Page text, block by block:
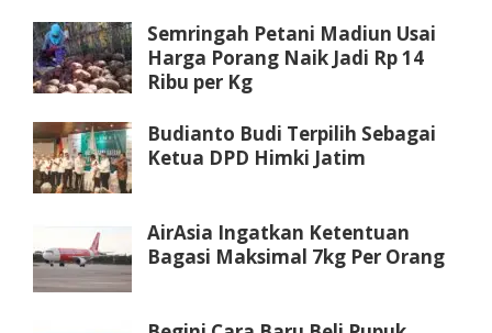
Semringah Petani Madiun Usai
Harga Porang Naik Jadi Rp 14
Ribu per Kg
Budianto Budi Terpilih Sebagai
Ketua DPD Himki Jatim
AirAsia Ingatkan Ketentuan
Bagasi Maksimal 7kg Per Orang